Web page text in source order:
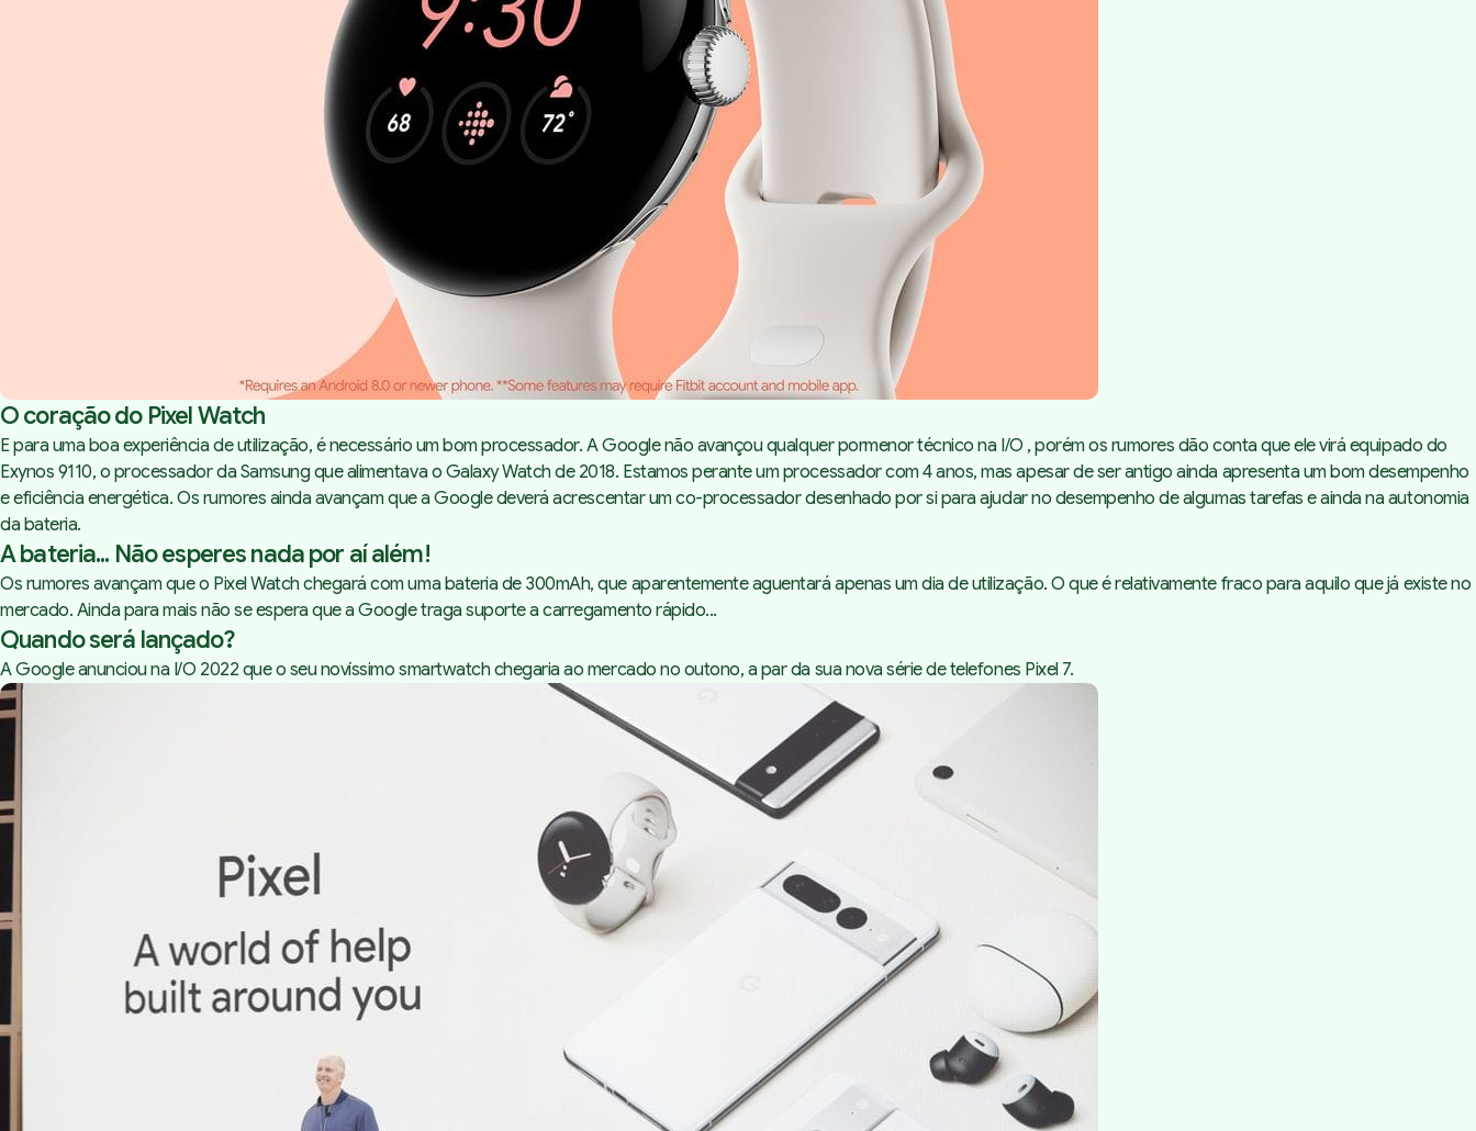
O coração do Pixel Watch
E para uma boa experiência de utilização, é necessário um bom processador. A Google não avançou qualquer pormenor técnico na I/O , porém os rumores dão conta que ele virá equipado do
Exynos 9110, o processador da Samsung que alimentava o Galaxy Watch de 2018. Estamos perante um processador com 4 anos, mas apesar de ser antigo ainda apresenta um bom desempenho
e eficiência energética. Os rumores ainda avançam que a Google deverá acrescentar um co-processador desenhado por si para ajudar no desempenho de algumas tarefas e ainda na autonomia
da bateria.
A bateria... Não esperes nada por aí além!
Os rumores avançam que o Pixel Watch chegará com uma bateria de 300mAh, que aparentemente aguentará apenas um dia de utilização. O que é relativamente fraco para aquilo que já existe no
mercado. Ainda para mais não se espera que a Google traga suporte a carregamento rápido...
Quando será lançado?
A Google anunciou na I/O 2022 que o seu novíssimo smartwatch chegaria ao mercado no outono, a par da sua nova série de telefones Pixel 7.